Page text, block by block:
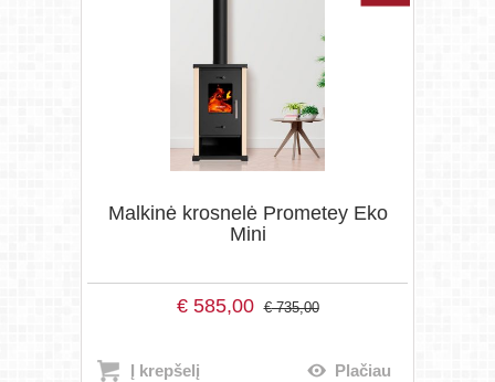
Malkinė krosnelė Prometey Eko
Mini
€585,00 €735,00
Į krepšelį Plačiau